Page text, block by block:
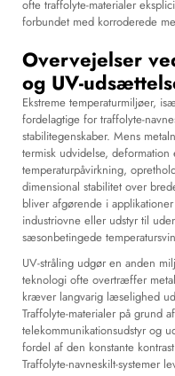
ofte traffolyte-materialer
forbundet med korroderede
Overvejelser
og UV-
Ekstreme temperaturmiljøer,
fordelagtige for traffolyte-
stabilitegenskaber. Mens
termisk udvidelse,
temperaturpåvirkning,
dimensional stabilitet over
bliver afgørende i
industriovne eller udstyr til
sæsonbetingede
UV-stråling udgør en anden
teknologi ofte overtræffer
kræver langvarig læselighed
Traffolyte-materialer på grund
telekommunikationsudstyr og
fordel af den konstante
Traffolyte-navneskilt-systemer